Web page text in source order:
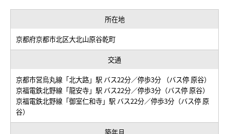
65.65 m2
2021年11月 680 万円 63.01 m
63.01 m
2021年07月 680 万円 63.01 m2 南 3LDK
2021年01月 200 万円 68.25 m2 -- 1ワンルーム
2021年01月 570 万円 63.18 m2 南東 3LDK
所在地
京都府京都市北区大北山原谷乾町
交通
京都市営烏丸線「北大路」駅 バス22分／停歩3分 （バス停 原谷）
京福電鉄北野線「龍安寺」駅 バス22分／停歩3分（バス停 原谷）
京福電鉄北野線「御室仁和寺」駅 バス22分／停歩3分（バス停 原
谷）